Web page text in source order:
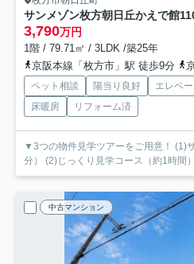
サンメゾン枚方朝日丘かえで館
3,790万円
1階 / 79.71㎡ / 3LDK /築25年
京阪本線「枚方市」駅 徒歩9分
ペット相談 陽当り良好 エレベ
床暖房
リフォーム済
▼3つの物件見学ツアーをご用意！ (1)
分） (2)じっくり見学コース（約1時間
中古マンション